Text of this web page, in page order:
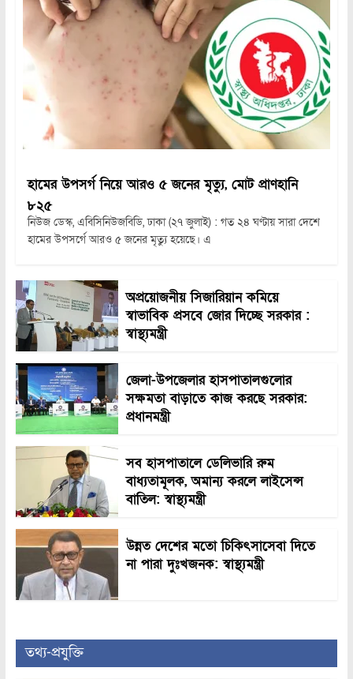
হামের উপসর্গ নিয়ে আরও ৫ জনের মৃত্যু, মোট প্রাণহানি
৮২৫
নিউজ ডেস্ক, এবিসিনিউজবিডি, ঢাকা (২৭ জুলাই) : গত ২৪ ঘণ্টায় সারা দেশে
হামের উপসর্গে আরও ৫ জনের মৃত্যু হয়েছে। এ
অপ্রয়োজনীয় সিজারিয়ান কমিয়ে
স্বাভাবিক প্রসবে জোর দিচ্ছে সরকার :
স্বাস্থ্যমন্ত্রী
জেলা-উপজেলার হাসপাতালগুলোর
সক্ষমতা বাড়াতে কাজ করছে সরকার:
প্রধানমন্ত্রী
সব হাসপাতালে ডেলিভারি রুম
বাধ্যতামূলক, অমান্য করলে লাইসেন্স
বাতিল: স্বাস্থ্যমন্ত্রী
উন্নত দেশের মতো চিকিৎসাসেবা দিতে
না পারা দুঃখজনক: স্বাস্থ্যমন্ত্রী
তথ্য-প্রযুক্তি